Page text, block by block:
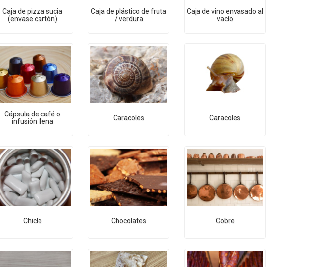
Caja de pizza sucia
(envase cartón)
Caja de plástico de fruta
/ verdura
Caja de vino envasado al
vacío
Cápsula de café o
infusión llena
Caracoles Caracoles
Chicle Chocolates Cobre